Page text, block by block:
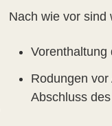
Nach wie vor sind
Vorenthaltung
Rodungen
Abschluss